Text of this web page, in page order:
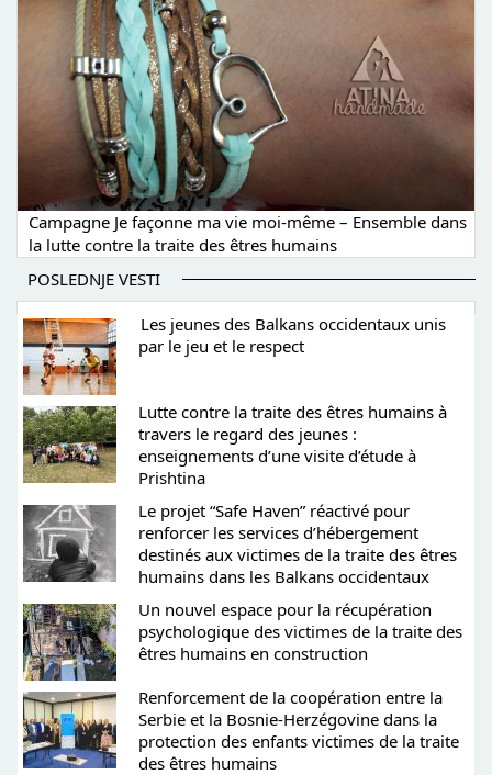
Campagne Je façonne ma vie moi-même – Ensemble dans
la lutte contre la traite des êtres humains
POSLEDNJE VESTI
Les jeunes des Balkans occidentaux unis
par le jeu et le respect
Lutte contre la traite des êtres humains à
travers le regard des jeunes :
enseignements d’une visite d’étude à
Prishtina
Le projet “Safe Haven” réactivé pour
renforcer les services d’hébergement
destinés aux victimes de la traite des êtres
humains dans les Balkans occidentaux
Un nouvel espace pour la récupération
psychologique des victimes de la traite des
êtres humains en construction
Renforcement de la coopération entre la
Serbie et la Bosnie-Herzégovine dans la
protection des enfants victimes de la traite
des êtres humains